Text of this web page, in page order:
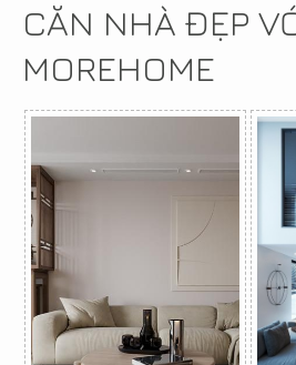
CĂN NHÀ ĐẸP
MOREHOME